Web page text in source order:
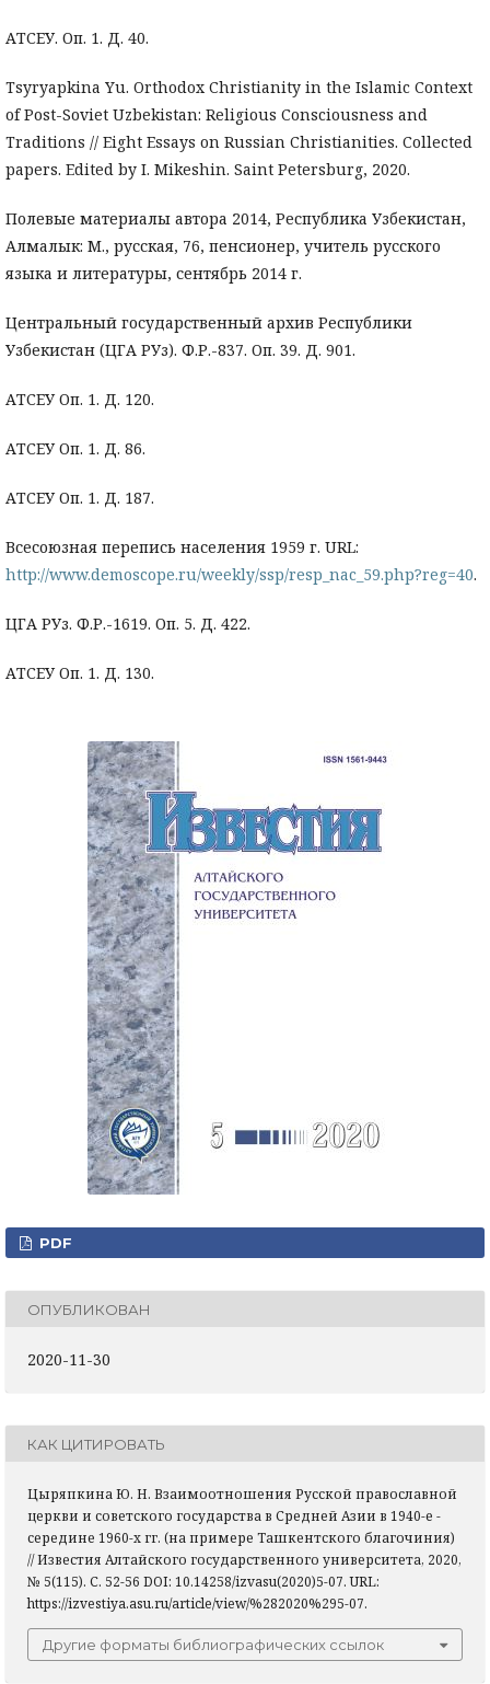
АТСЕУ. Оп. 1. Д. 40.
Tsyryapkina Yu. Orthodox Christianity in the Islamic Context
of Post-Soviet Uzbekistan: Religious Consciousness and
Traditions // Eight Essays on Russian Christianities. Collected
papers. Edited by I. Mikeshin. Saint Petersburg, 2020.
Полевые материалы автора 2014, Республика Узбекистан,
Алмалык: М., русская, 76, пенсионер, учитель русского
языка и литературы, сентябрь 2014 г.
Центральный государственный архив Республики
Узбекистан (ЦГА РУз). Ф.Р.-837. Оп. 39. Д. 901.
АТСЕУ Оп. 1. Д. 120.
АТСЕУ Оп. 1. Д. 86.
АТСЕУ Оп. 1. Д. 187.
Всесоюзная перепись населения 1959 г. URL:
http://www.demoscope.ru/weekly/ssp/resp_nac_59.php?reg=40.
ЦГА РУз. Ф.Р.-1619. Оп. 5. Д. 422.
АТСЕУ Оп. 1. Д. 130.
PDF
ОПУБЛИКОВАН
2020-11-30
КАК ЦИТИРОВАТЬ
Цыряпкина Ю. Н. Взаимоотношения Русской православной
церкви и советского государства в Средней Азии в 1940-е -
середине 1960-х гг. (на примере Ташкентского благочиния)
// Известия Алтайского государственного университета, 2020,
№ 5(115). С. 52-56 DOI: 10.14258/izvasu(2020)5-07. URL:
https://izvestiya.asu.ru/article/view/%282020%295-07.
Другие форматы библиографических ссылок